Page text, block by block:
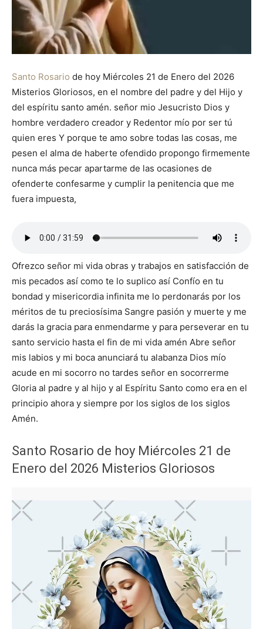
Santo Rosario de hoy Miércoles 21 de Enero del 2026
Misterios Gloriosos, en el nombre del padre y del Hijo y
del espíritu santo amén. señor mio Jesucristo Dios y
hombre verdadero creador y Redentor mío por ser tú
quien eres Y porque te amo sobre todas las cosas, me
pesen el alma de haberte ofendido propongo firmemente
nunca más pecar apartarme de las ocasiones de
ofenderte confesarme y cumplir la penitencia que me
fuera impuesta,
Ofrezco señor mi vida obras y trabajos en satisfacción de
mis pecados así como te lo suplico así Confío en tu
bondad y misericordia infinita me lo perdonarás por los
méritos de tu preciosísima Sangre pasión y muerte y me
darás la gracia para enmendarme y para perseverar en tu
santo servicio hasta el fin de mi vida amén Abre señor
mis labios y mi boca anunciará tu alabanza Dios mío
acude en mi socorro no tardes señor en socorrerme
Gloria al padre y al hijo y al Espíritu Santo como era en el
principio ahora y siempre por los siglos de los siglos
Amén.
Santo Rosario de hoy Miércoles 21 de
Enero del 2026 Misterios Gloriosos